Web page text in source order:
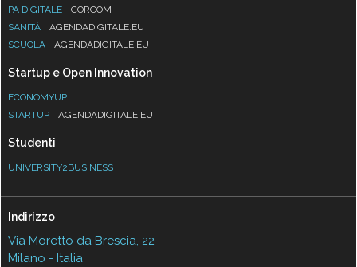
PA DIGITALE
CORCOM
SANITÀ
AGENDADIGITALE.EU
SCUOLA
AGENDADIGITALE.EU
Startup e Open Innovation
ECONOMYUP
STARTUP
AGENDADIGITALE.EU
Studenti
UNIVERSITY2BUSINESS
Indirizzo
Via Moretto da Brescia, 22
Milano - Italia